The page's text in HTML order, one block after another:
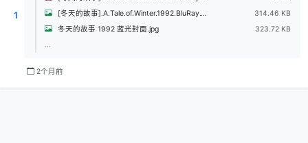
1
[冬天的故事].A.Tale.of.Winter.1992.BluRay.1080p.x264.DTS-CMCT.jpg
314.46 KB
冬天的故事 1992 蓝光封面.jpg
323.72 KB
...
2个月前